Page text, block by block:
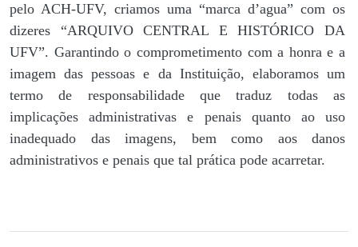
pelo ACH-UFV, criamos uma “marca d’agua” com os
dizeres “ARQUIVO CENTRAL E HISTÓRICO DA
UFV”. Garantindo o comprometimento com a honra e a
imagem das pessoas e da Instituição, elaboramos um
termo de responsabilidade que traduz todas as
implicações administrativas e penais quanto ao uso
inadequado das imagens, bem como aos danos
administrativos e penais que tal prática pode acarretar.